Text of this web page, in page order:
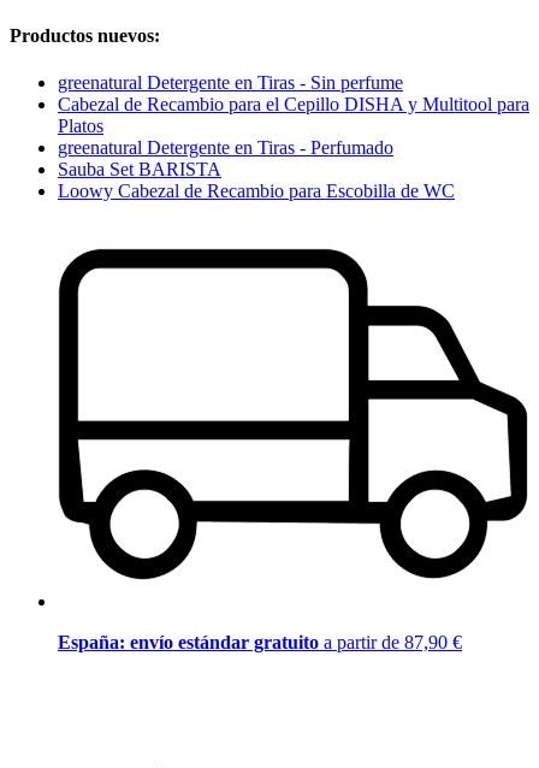
Productos nuevos:
greenatural Detergente en Tiras - Sin perfume
Cabezal de Recambio para el Cepillo DISHA y Multitool para
Platos
greenatural Detergente en Tiras - Perfumado
Sauba Set BARISTA
Loowy Cabezal de Recambio para Escobilla de WC
España: envío estándar gratuito a partir de 87,90 €